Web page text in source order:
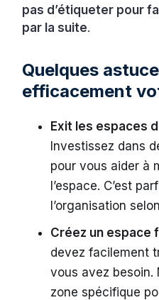
pas d’étiqueter pour
par la suite.
Quelques
efficacement
Exit les espaces
Investissez dans
pour vous aider à
l’espace. C’est
l’organisation
Créez un espace
devez facilement
vous avez besoin.
zone spécifique